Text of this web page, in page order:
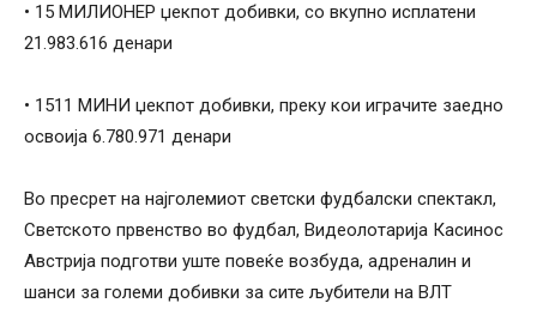
• 15 МИЛИОНЕР џекпот добивки, со вкупно исплатени
21.983.616 денари
• 1511 МИНИ џекпот добивки, преку кои играчите заедно
освоија 6.780.971 денари
Во пресрет на најголемиот светски фудбалски спектакл,
Светското првенство во фудбал, Видеолотарија Касинос
Австрија подготви уште повеќе возбуда, адреналин и
шанси за големи добивки за сите љубители на ВЛТ